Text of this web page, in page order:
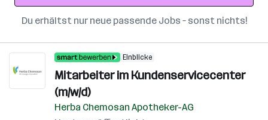
Du erhältst nur neue passende Jobs – sonst nichts!
Einblicke
Mitarbeiter im Kundenservicecenter
(m/w/d)
Herba Chemosan Apotheker-AG